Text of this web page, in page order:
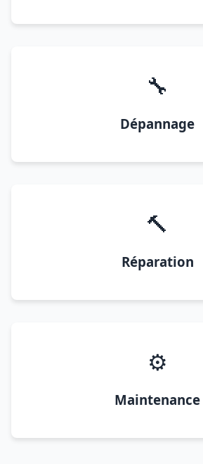
🔧
Dépannage
🔨
Réparation
⚙️
Maintenance